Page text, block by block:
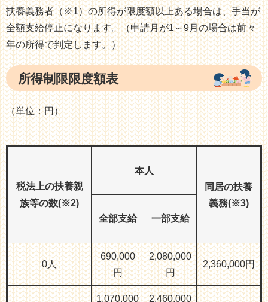
扶養義務者（※1）の所得が限度額以上ある場合は、手当が
全額支給停止になります。（申請月が1～9月の場合は前々
年の所得で判定します。）
所得制限限度額表
（単位：円）
税法上の扶養親
族等の数(※2)
本人
同居の扶養
義務(※3)
全部支給
一部支給
0人
690,000
円
2,080,000
円
2,360,000円
1,070,000
2,460,000